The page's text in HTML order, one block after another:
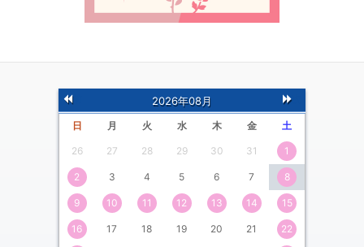
前
の月
次
の月
2026年08月
日 月 火 水 木 金 土
26 27 28 29 30 31 1
2 3 4 5 6 7 8
9 10 11 12 13 14 15
16 17 18 19 20 21 22